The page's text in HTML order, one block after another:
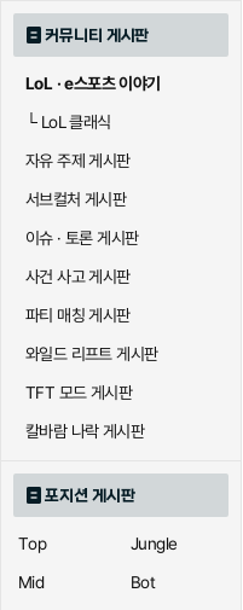
커뮤니티 게시판
LoL · e스포츠 이야기
└LoL 클래식
자유 주제 게시판
서브컬처 게시판
이슈 · 토론 게시판
사건 사고 게시판
파티 매칭 게시판
와일드 리프트 게시판
TFT 모드 게시판
칼바람 나락 게시판
포지션 게시판
Top
Jungle
Mid
Bot